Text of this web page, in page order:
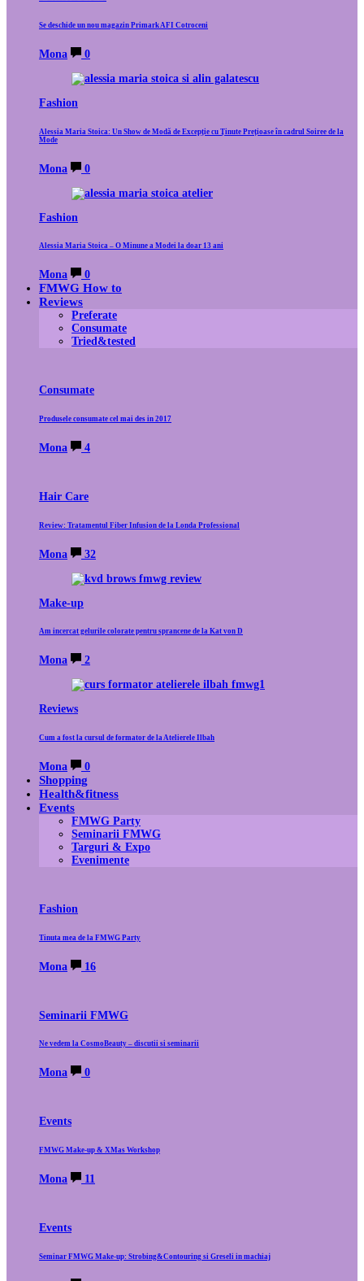
Se deschide un nou magazin Primark AFI Cotroceni
Mona 0
Fashion
Alessia Maria Stoica: Un Show de Modă de Excepție cu Ținute Prețioase în cadrul Soiree de la
Mode
Mona 0
Fashion
Alessia Maria Stoica – O Minune a Modei la doar 13 ani
Mona 0
FMWG How to
Reviews
Preferate
Consumate
Tried&tested
Consumate
Produsele consumate cel mai des in 2017
Mona 4
Hair Care
Review: Tratamentul Fiber Infusion de la Londa Professional
Mona 32
Make-up
Am incercat gelurile colorate pentru sprancene de la Kat von D
Mona 2
Reviews
Cum a fost la cursul de formator de la Atelierele Ilbah
Mona 0
Shopping
Health&fitness
Events
FMWG Party
Seminarii FMWG
Targuri & Expo
Evenimente
Fashion
Tinuta mea de la FMWG Party
Mona 16
Seminarii FMWG
Ne vedem la CosmoBeauty – discutii si seminarii
Mona 0
Events
FMWG Make-up & XMas Workshop
Mona 11
Events
Seminar FMWG Make-up: Strobing&Contouring si Greseli in machiaj